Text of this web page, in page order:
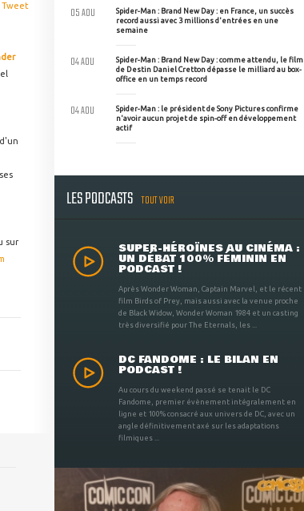
Tweet
sur
Spider-Man : Brand New Day : en France, un succès
record aussi avec 3 millions d'entrées en une
semaine
05 AOU
Spider-Man : Brand New Day : comme attendu, le film
de Destin Daniel Cretton dépasse le milliard au box-
office en un temps record
04 AOU
Spider-Man : le président de Sony Pictures confirme
n'avoir aucun projet de spin-off en développement
actif
04 AOU
LES PODCASTS TOUT VOIR
SUPER-HÉROÏNES AU CINÉMA :
UN DÉBAT 100% FÉMININ EN
PODCAST !
Après Wonder Woman, Captain Marvel, et le récent
film Birds of Prey, mais aussi avec la venue proche
de Black Widow, Wonder Woman 1984 et un casting
très diversifié pour The Eternals, les ...
DC FANDOME : LE BILAN EN
PODCAST !
Au cours du weekend passé se tenait le DC
Fandome, premier évènement intégralement en
ligne et 100% consacré aux univers de DC, avec un
angle définitivement axé sur les adaptations
filmiques ...